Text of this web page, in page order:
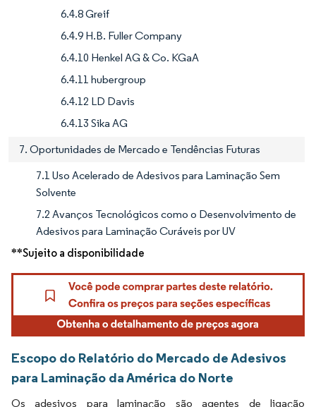
6.4.8 Greif
6.4.9 H.B. Fuller Company
6.4.10 Henkel AG & Co. KGaA
6.4.11 hubergroup
6.4.12 LD Davis
6.4.13 Sika AG
7. Oportunidades de Mercado e Tendências Futuras
7.1 Uso Acelerado de Adesivos para Laminação Sem
Solvente
7.2 Avanços Tecnológicos como o Desenvolvimento de
Adesivos para Laminação Curáveis por UV
**Sujeito a disponibilidade
Escopo do Relatório do Mercado de Adesivos
para Laminação da América do Norte
Os adesivos para laminação são agentes de ligação